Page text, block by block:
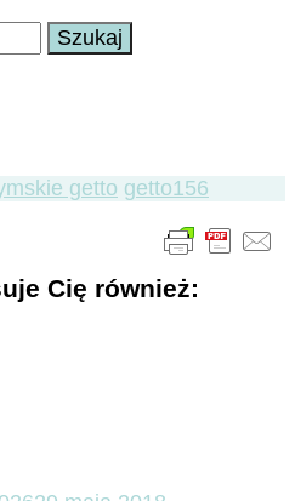
getto getto156
Cię również: